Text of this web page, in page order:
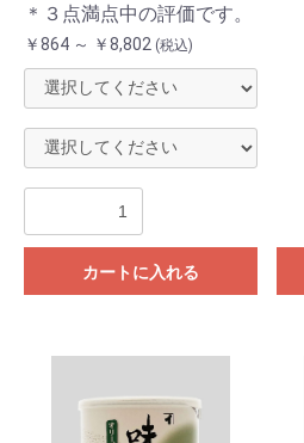
＊３点満点中の評価です。
￥864 ～ ￥8,802 (税込)
カートに入れる